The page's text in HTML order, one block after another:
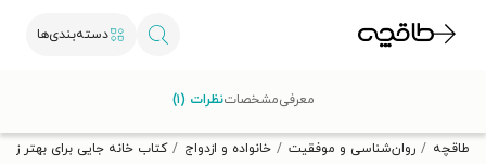
دسته‌بندی‌ها
تخفیف از طاقچه دریافت کن.
طاقچه روان‌شناسی و موفقیت خانواده و ازدواج کتاب خانه جایی برای بهتر
معرفیمشخصاتنظرات (۱)